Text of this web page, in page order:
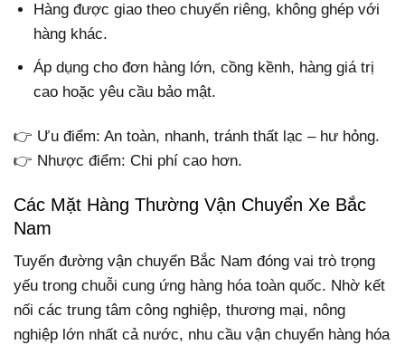
Hàng được giao theo chuyến riêng, không ghép với
hàng khác.
Áp dụng cho đơn hàng lớn, cồng kềnh, hàng giá trị
cao hoặc yêu cầu bảo mật.
👉 Ưu điểm: An toàn, nhanh, tránh thất lạc – hư hỏng.
👉 Nhược điểm: Chi phí cao hơn.
Các Mặt Hàng Thường Vận Chuyển Xe Bắc
Nam
Tuyến đường vận chuyển Bắc Nam đóng vai trò trọng
yếu trong chuỗi cung ứng hàng hóa toàn quốc. Nhờ kết
nối các trung tâm công nghiệp, thương mại, nông
nghiệp lớn nhất cả nước, nhu cầu vận chuyển hàng hóa